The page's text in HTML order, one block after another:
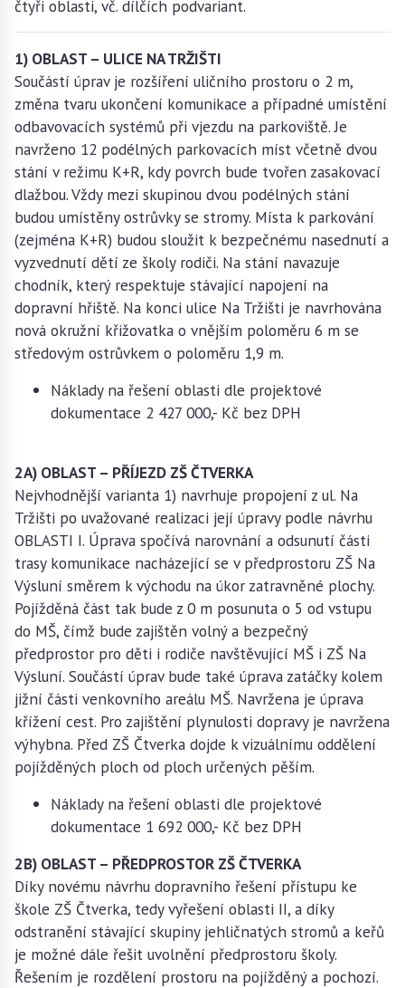
čtyři oblasti, vč. dílčích podvariant.
1) OBLAST – ULICE NA TRŽIŠTI
Součástí úprav je rozšíření uličního prostoru o 2 m,
změna tvaru ukončení komunikace a případné umístění
odbavovacích systémů při vjezdu na parkoviště. Je
navrženo 12 podélných parkovacích míst včetně dvou
stání v režimu K+R, kdy povrch bude tvořen zasakovací
dlažbou. Vždy mezi skupinou dvou podélných stání
budou umístěny ostrůvky se stromy. Místa k parkování
(zejména K+R) budou sloužit k bezpečnému nasednutí a
vyzvednutí dětí ze školy rodiči. Na stání navazuje
chodník, který respektuje stávající napojení na
dopravní hřiště. Na konci ulice Na Tržišti je navrhována
nová okružní křižovatka o vnějším poloměru 6 m se
středovým ostrůvkem o poloměru 1,9 m.
Náklady na řešení oblasti dle projektové
dokumentace 2 427 000,- Kč bez DPH
2A) OBLAST – PŘÍJEZD ZŠ ČTVERKA
Nejvhodnější varianta 1) navrhuje propojení z ul. Na
Tržišti po uvažované realizaci její úpravy podle návrhu
OBLASTI I. Úprava spočívá narovnání a odsunutí části
trasy komunikace nacházející se v předprostoru ZŠ Na
Výsluní směrem k východu na úkor zatravněné plochy.
Pojížděná část tak bude z 0 m posunuta o 5 od vstupu
do MŠ, čímž bude zajištěn volný a bezpečný
předprostor pro děti i rodiče navštěvující MŠ i ZŠ Na
Výsluní. Součástí úprav bude také úprava zatáčky kolem
jižní části venkovního areálu MŠ. Navržena je úprava
křížení cest. Pro zajištění plynulosti dopravy je navržena
výhybna. Před ZŠ Čtverka dojde k vizuálnímu oddělení
pojížděných ploch od ploch určených pěším.
Náklady na řešení oblasti dle projektové
dokumentace 1 692 000,- Kč bez DPH
2B) OBLAST – PŘEDPROSTOR ZŠ ČTVERKA
Díky novému návrhu dopravního řešení přístupu ke
škole ZŠ Čtverka, tedy vyřešení oblasti II, a díky
odstranění stávající skupiny jehličnatých stromů a keřů
je možné dále řešit uvolnění předprostoru školy.
Řešením je rozdělení prostoru na pojížděný a pochozí.